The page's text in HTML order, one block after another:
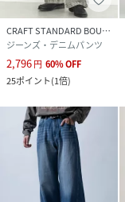
CRAFT STANDARD BOUTIQUE
ジーンズ・デニムパンツ
2,796円 60%OFF
25ポイント(1倍)